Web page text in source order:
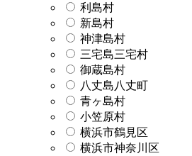
利島村
新島村
神津島村
三宅島三宅村
御蔵島村
八丈島八丈町
青ヶ島村
小笠原村
横浜市鶴見区
横浜市神奈川区